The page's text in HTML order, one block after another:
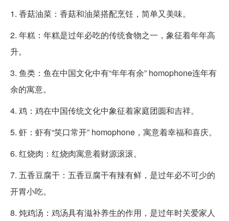
1. 香菇油菜：香菇和油菜搭配烹饪，简单又美味。
2. 年糕：年糕是过年必吃的传统食物之一，象征着年年高
升。
3. 鱼类：鱼在中国文化中有“年年有余” homophone连年有
余的寓意。
4. 鸡：鸡在中国传统文化中象征着家庭团圆和吉祥。
5. 虾：虾有“笑口常开” homophone，寓意着幸福和喜庆。
6. 红烧肉：红烧肉寓意着财源滚滚。
7. 五香豆腐干：五香豆腐干有辣有鲜，是过年必不可少的
开胃小吃。
8. 炖鸡汤：鸡汤具有滋补养生的作用，是过年时关爱家人